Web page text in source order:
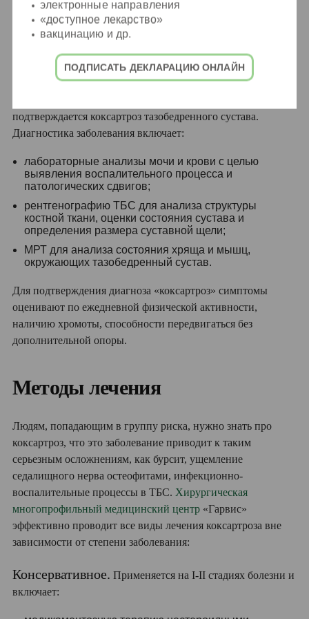
Диагностика
Перед началом лечения проводятся сбор анамнеза и
подтверждается коксартроз тазобедренного сустава.
Диагностика заболевания включает:
лабораторные анализы мочи и крови с целью
выявления воспалительного процесса и
патологических сдвигов;
рентгенографию ТБС для анализа структуры
костной ткани, оценки состояния сустава и
определения размера суставной щели;
МРТ для анализа состояния хряща и мышц,
окружающих тазобедренный сустав.
Для подтверждения диагноза «коксартроз» симптомы
оценивают по ежедневной физической активности,
наличию хромоты, способности передвигаться без
дополнительной опоры.
Методы лечения
Людям, попадающим в группу риска, нужно знать про
коксартроз, что это заболевание приводит к таким
серьезным осложнениям, как бурсит, ущемление
седалищного нерва остеофитами, инфекционно-
воспалительные процессы в ТБС. Хирургическая
многопрофильный медицинский центр«Гарвис»
эффективно проводит все виды лечения коксартроза вне
зависимости от степени заболевания:
Консервативное. Применяется на I-II стадиях болезни и
включает:
электронные направления
«доступное лекарство»
вакцинацию и др.
ПОДПИСАТЬ ДЕКЛАРАЦИЮ ОНЛАЙН